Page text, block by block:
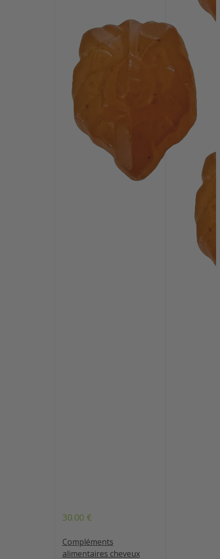
30.00 €
Compléments
alimentaires cheveux